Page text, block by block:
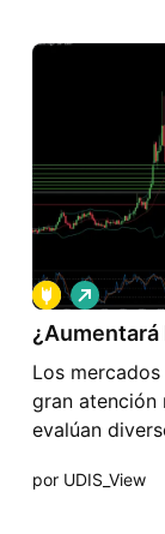
Los
gran atención
evalúan
reciente,
L
a
r
o
por UDIS_View